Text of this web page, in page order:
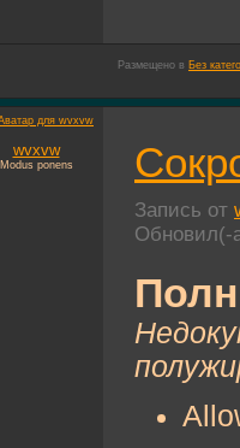
Размещено в Без
wvxvw
Modus ponens
Запись от